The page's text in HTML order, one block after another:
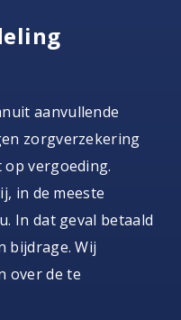
aanvullende
zorgverzekering
vergoeding.
in de meeste
In dat geval betaald
bijdrage. Wij
over de te